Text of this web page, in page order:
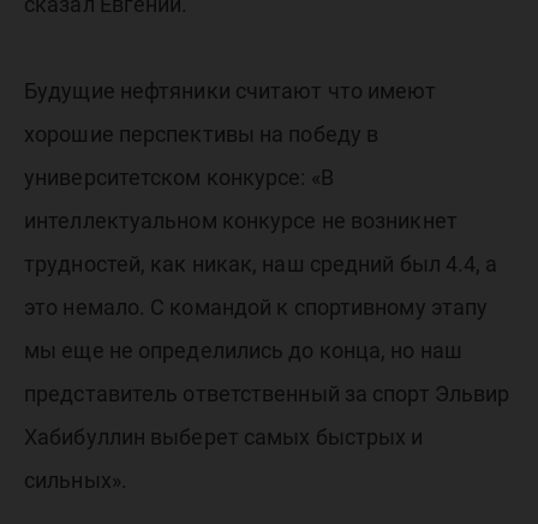
Будущие нефтяники считают что имеют
хорошие перспективы на победу в
университетском конкурсе: «В
интеллектуальном конкурсе не возникнет
трудностей, как никак, наш средний был 4.4, а
это немало. С командой к спортивному этапу
мы еще не определились до конца, но наш
представитель ответственный за спорт Эльвир
Хабибуллин выберет самых быстрых и
сильных».